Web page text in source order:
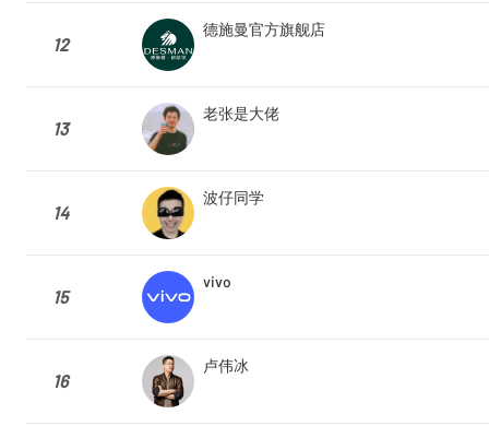
12
德施曼官方旗舰店
13
老张是大佬
14
波仔同学
15
vivo
16
卢伟冰